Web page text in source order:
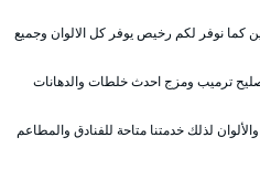
كما نوفر لكم رخيص يوفر كل الالوان وجميع
ترميب ومزج احدث خلطات والدهانات
لذلك خدمتنا متاحة للفنادق والمطاعم